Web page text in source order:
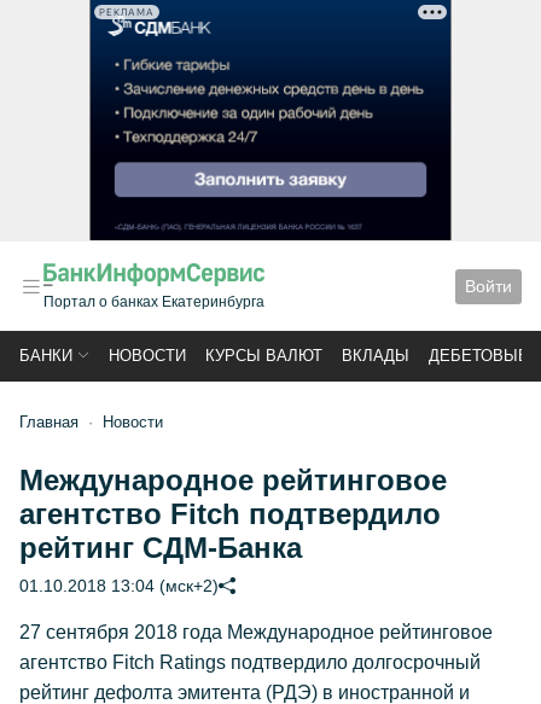
РЕКЛАМА
Портал о банках Екатеринбурга
Войти
БАНКИ НОВОСТИ КУРСЫ ВАЛЮТ ВКЛАДЫ ДЕБЕТОВЫЕ
Главная Новости
Международное рейтинговое
агентство Fitch подтвердило
рейтинг СДМ-Банка
01.10.2018 13:04 (мск+2)
27 сентября 2018 года Международное рейтинговое
агентство Fitch Ratings подтвердило долгосрочный
рейтинг дефолта эмитента (РДЭ) в иностранной и